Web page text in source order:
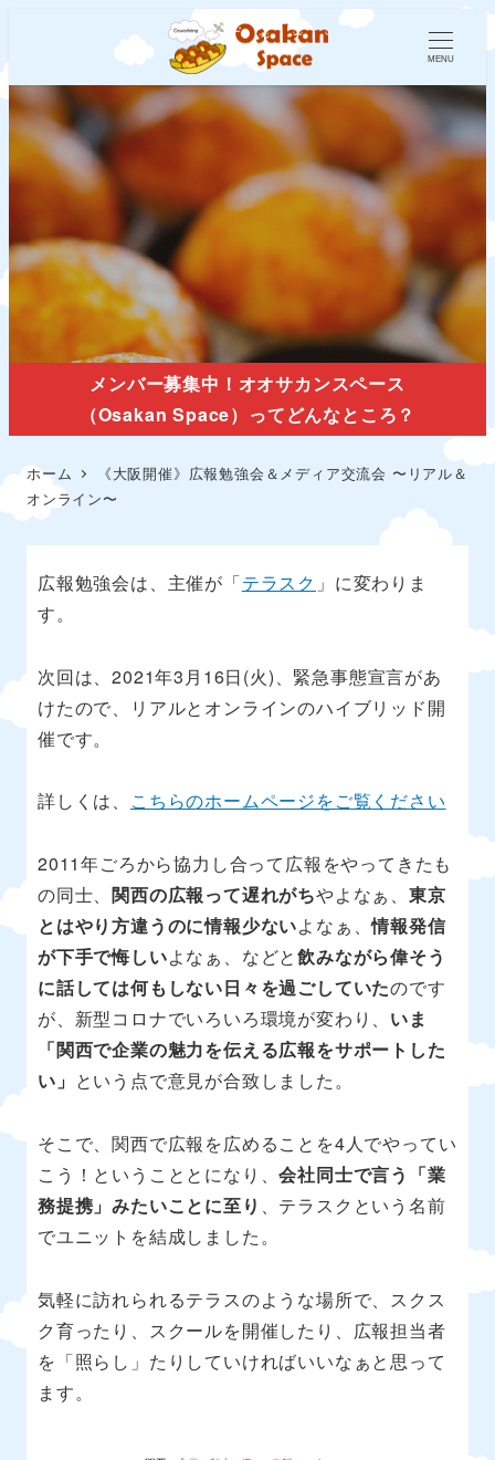
MENU
《大阪開催》広報勉強会＆メデ
ィア交流会 〜リアル＆オンライ
ン〜
メンバー募集中！オオサカンスペース
（Osakan Space）ってどんなところ？
ホーム
《大阪開催》広報勉強会＆メディア交流会 〜リアル＆
オンライン〜
広報勉強会は、主催が「テラスク 」に変わりま
す。
次回は、2021年3月16日(火)、緊急事態宣言があ
けたので、リアルとオンラインのハイブリッド開
催です。
詳しくは、 こちらのホームページをご覧ください
2011年ごろから協力し合って広報をやってきたも
の同士、関西の広報って遅れがちやよなぁ、東京
とはやり方違うのに情報少ないよなぁ、情報発信
が下手で悔しいよなぁ、などと飲みながら偉そう
に話しては何もしない日々を過ごしていたのです
が、新型コロナでいろいろ環境が変わり、 いま
「関西で企業の魅力を伝える広報をサポートした
い」 という点で意見が合致しました。
そこで、関西で広報を広めることを4人でやってい
こう！ということとになり、会社同士で言う「業
務提携」みたいことに至り 、テラスクという名前
でユニットを結成しました。
気軽に訪れられるテラスのような場所で、スクス
ク育ったり、スクールを開催したり、広報担当者
を「照らし」たりしていければいいなぁと思って
ます。